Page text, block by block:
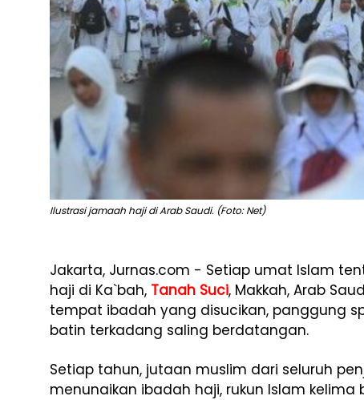
Ilustrasi jamaah haji di Arab Saudi. (Foto: Net)
Jakarta, Jurnas.com - Setiap umat Islam
haji di Ka`bah, Tanah Suci, Makkah, Arab
tempat ibadah yang disucikan, panggung
batin terkadang saling berdatangan.
Setiap tahun, jutaan muslim dari seluruh
menunaikan ibadah haji, rukun Islam